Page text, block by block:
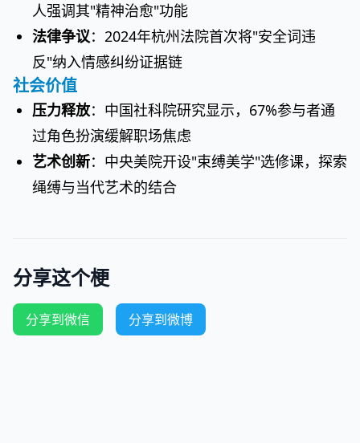
人强调其"精神治愈"功能
法律争议：2024年杭州法院首次将"安全词违
反"纳入情感纠纷证据链
社会价值
压力释放：中国社科院研究显示，67%参与者通
过角色扮演缓解职场焦虑
艺术创新：中央美院开设"束缚美学"选修课，探索
绳缚与当代艺术的结合
分享这个梗
分享到微信 分享到微博